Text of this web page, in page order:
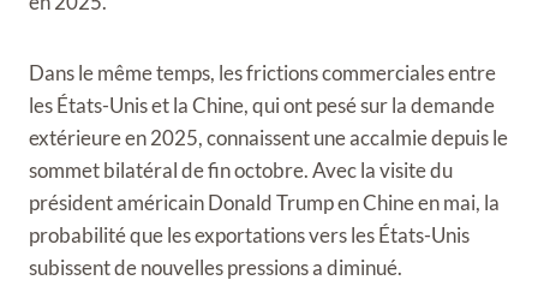
Dans le même temps, les frictions commerciales entre
les États-Unis et la Chine, qui ont pesé sur la demande
extérieure en 2025, connaissent une accalmie depuis le
sommet bilatéral de fin octobre. Avec la visite du
président américain Donald Trump en Chine en mai, la
probabilité que les exportations vers les États-Unis
subissent de nouvelles pressions a diminué.